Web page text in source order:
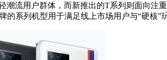
潮流用户群体，而新推出的T系列则面向注
系列机型用于满足线上市场用户与“硬核”